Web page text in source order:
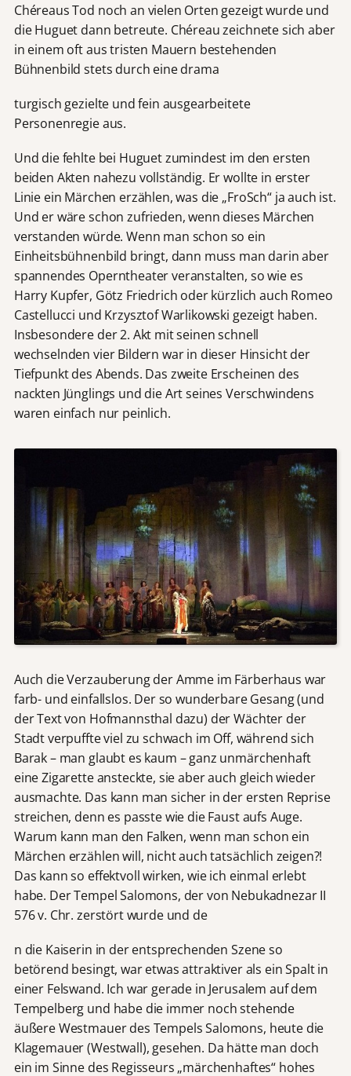
Chéreaus Tod noch an vielen Orten gezeigt wurde und
die Huguet dann betreute. Chéreau zeichnete sich aber
in einem oft aus tristen Mauern bestehenden
Bühnenbild stets durch eine drama
turgisch gezielte und fein ausgearbeitete
Personenregie aus.
Und die fehlte bei Huguet zumindest im den ersten
beiden Akten nahezu vollständig. Er wollte in erster
Linie ein Märchen erzählen, was die „FroSch“ ja auch ist.
Und er wäre schon zufrieden, wenn dieses Märchen
verstanden würde. Wenn man schon so ein
Einheitsbühnenbild bringt, dann muss man darin aber
spannendes Operntheater veranstalten, so wie es
Harry Kupfer, Götz Friedrich oder kürzlich auch Romeo
Castellucci und Krzysztof Warlikowski gezeigt haben.
Insbesondere der 2. Akt mit seinen schnell
wechselnden vier Bildern war in dieser Hinsicht der
Tiefpunkt des Abends. Das zweite Erscheinen des
nackten Jünglings und die Art seines Verschwindens
waren einfach nur peinlich.
Auch die Verzauberung der Amme im Färberhaus war
farb- und einfallslos. Der so wunderbare Gesang (und
der Text von Hofmannsthal dazu) der Wächter der
Stadt verpuffte viel zu schwach im Off, während sich
Barak – man glaubt es kaum – ganz unmärchenhaft
eine Zigarette ansteckte, sie aber auch gleich wieder
ausmachte. Das kann man sicher in der ersten Reprise
streichen, denn es passte wie die Faust aufs Auge.
Warum kann man den Falken, wenn man schon ein
Märchen erzählen will, nicht auch tatsächlich zeigen?!
Das kann so effektvoll wirken, wie ich einmal erlebt
habe. Der Tempel Salomons, der von Nebukadnezar II
576 v. Chr. zerstört wurde und de
n die Kaiserin in der entsprechenden Szene so
betörend besingt, war etwas attraktiver als ein Spalt in
einer Felswand. Ich war gerade in Jerusalem auf dem
Tempelberg und habe die immer noch stehende
äußere Westmauer des Tempels Salomons, heute die
Klagemauer (Westwall), gesehen. Da hätte man doch
ein im Sinne des Regisseurs „märchenhaftes“ hohes